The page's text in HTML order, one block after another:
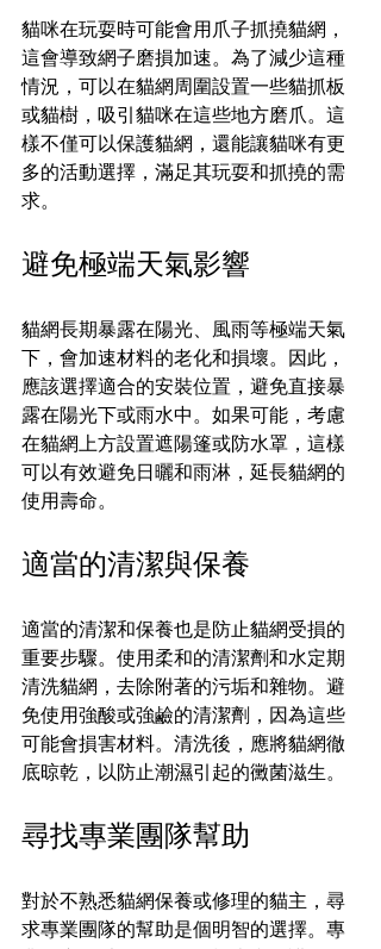
貓咪在玩耍時可能會用爪子抓撓貓網，
這會導致網子磨損加速。為了減少這種
情況，可以在貓網周圍設置一些貓抓板
或貓樹，吸引貓咪在這些地方磨爪。這
樣不僅可以保護貓網，還能讓貓咪有更
多的活動選擇，滿足其玩耍和抓撓的需
求。
避免極端天氣影響
貓網長期暴露在陽光、風雨等極端天氣
下，會加速材料的老化和損壞。因此，
應該選擇適合的安裝位置，避免直接暴
露在陽光下或雨水中。如果可能，考慮
在貓網上方設置遮陽篷或防水罩，這樣
可以有效避免日曬和雨淋，延長貓網的
使用壽命。
適當的清潔與保養
適當的清潔和保養也是防止貓網受損的
重要步驟。使用柔和的清潔劑和水定期
清洗貓網，去除附著的污垢和雜物。避
免使用強酸或強鹼的清潔劑，因為這些
可能會損害材料。清洗後，應將貓網徹
底晾乾，以防止潮濕引起的黴菌滋生。
尋找專業團隊幫助
對於不熟悉貓網保養或修理的貓主，尋
求專業團隊的幫助是個明智的選擇。專